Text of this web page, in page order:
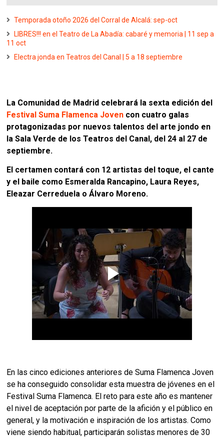
Temporada otoño 2026 del Corral de Alcalá: sep-oct
LIBRES!!! en el Teatro de La Abadía: cabaré y memoria | 11 sep a
11 oct
Electra jonda en Teatros del Canal | 5 a 18 septiembre
La Comunidad de Madrid celebrará la sexta edición del
Festival Suma Flamenca Joven con cuatro galas
protagonizadas por nuevos talentos del arte jondo en
la Sala Verde de los Teatros del Canal, del 24 al 27 de
septiembre.
El certamen contará con 12 artistas del toque, el cante
y el baile como Esmeralda Rancapino, Laura Reyes,
Eleazar Cerreduela o Álvaro Moreno.
En las cinco ediciones anteriores de Suma Flamenca Joven
se ha conseguido consolidar esta muestra de jóvenes en el
Festival Suma Flamenca. El reto para este año es mantener
el nivel de aceptación por parte de la afición y el público en
general, y la motivación e inspiración de los artistas. Como
viene siendo habitual, participarán solistas menores de 30